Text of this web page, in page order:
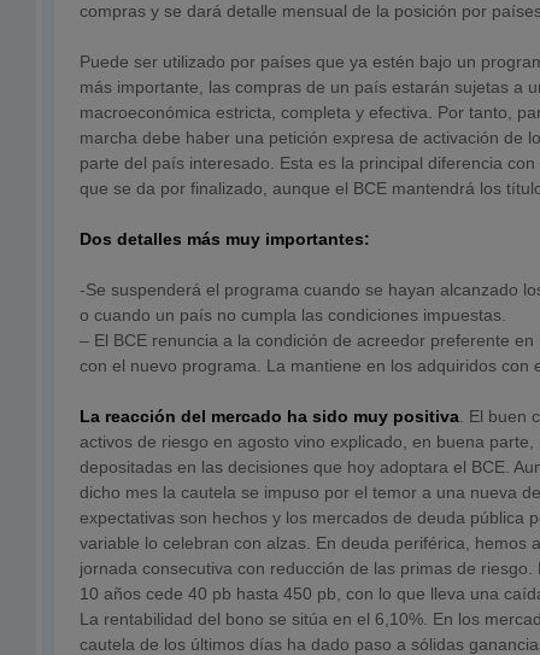
compras y se dará detalle mensual de la posición por
Puede ser utilizado por países que ya estén bajo un
más importante, las compras de un país estarán sujetas a
macroeconómica estricta, completa y efectiva. Por tanto,
marcha debe haber una petición expresa de activación de
parte del país interesado. Esta es la principal diferencia
que se da por finalizado, aunque el BCE mantendrá los
Dos detalles más muy importantes:
-Se suspenderá el programa cuando se hayan alcanzado
o cuando un país no cumpla las condiciones impuestas.
– El BCE renuncia a la condición de acreedor preferente
con el nuevo programa. La mantiene en los adquiridos con
La reacción del mercado ha sido muy positiva . El buen
activos de riesgo en agosto vino explicado, en buena
depositadas en las decisiones que hoy adoptara el BCE.
dicho mes la cautela se impuso por el temor a una nueva
expectativas son hechos y los mercados de deuda pública
variable lo celebran con alzas. En deuda periférica, hemos
jornada consecutiva con reducción de las primas de
10 años cede 40 pb hasta 450 pb, con lo que lleva una
La rentabilidad del bono se sitúa en el 6,10%. En los
cautela de los últimos días ha dado paso a sólidas